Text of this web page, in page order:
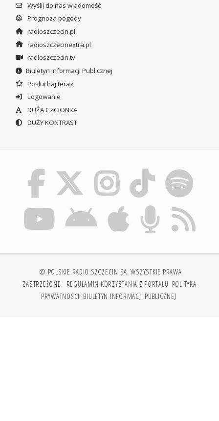
Wyślij do nas wiadomość
Prognoza pogody
radioszczecin.pl
radioszczecinextra.pl
radioszczecin.tv
Biuletyn Informacji Publicznej
Posłuchaj teraz
Logowanie
DUŻA CZCIONKA
DUŻY KONTRAST
© POLSKIE RADIO SZCZECIN SA. WSZYSTKIE PRAWA
ZASTRZEŻONE. REGULAMIN KORZYSTANIA Z PORTALU POLITYKA
PRYWATNOŚCI BIULETYN INFORMACJI PUBLICZNEJ